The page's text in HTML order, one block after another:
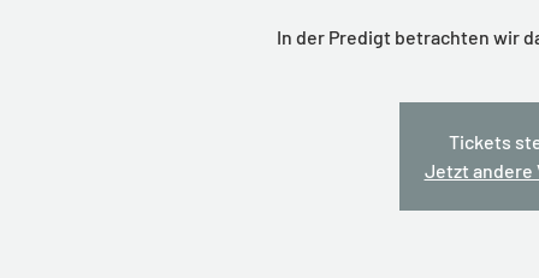
In der Predigt betrachten wir
Tickets
Jetzt andere